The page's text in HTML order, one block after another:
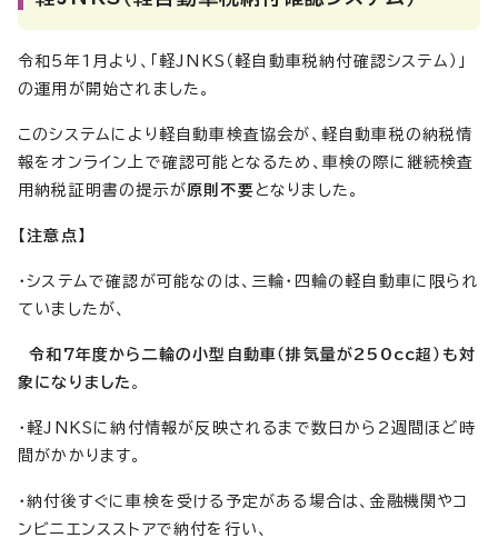
令和5年1月より、「軽JNKS（軽自動車税納付確認システム）」
の運用が開始されました。
このシステムにより軽自動車検査協会が、軽自動車税の納税情
報をオンライン上で確認可能となるため、車検の際に継続検査
用納税証明書の提示が原則不要 となりました。
【注意点】
・システムで確認が可能なのは、三輪・四輪の軽自動車に限られ
ていましたが、
令和7年度から二輪の小型自動車（排気量が250cc超）も対
象になりました 。
・軽JNKSに納付情報が反映されるまで数日から2週間ほど時
間がかかります。
・納付後すぐに車検を受ける予定がある場合は、金融機関やコ
ンビニエンスストアで納付を行い、